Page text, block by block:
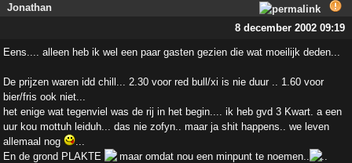
Jonathan
8 december 2002 09:19
Eens.... alleen heb ik wel een paar gasten gezien die wat moeilijk deden...
De prijzen waren idd chill... 2.30 voor red bull/xi is nie duur .. 1.60 voor
bier/fris ook niet...
het enige wat tegenviel was de rij in het begin.... ik heb gvd 3 Kwart. a een
uur kou mottuh leiduh... das nie zofyn.. maar ja shit happens.. we leven
allemaal nog
...
En de grond PLAKTE
maar omdat nou een minpunt te noemen.. ..